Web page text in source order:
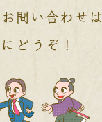
問い合わせは
どうぞ！